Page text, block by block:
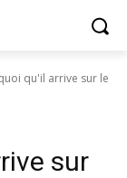
qu'il arrive sur le
sur